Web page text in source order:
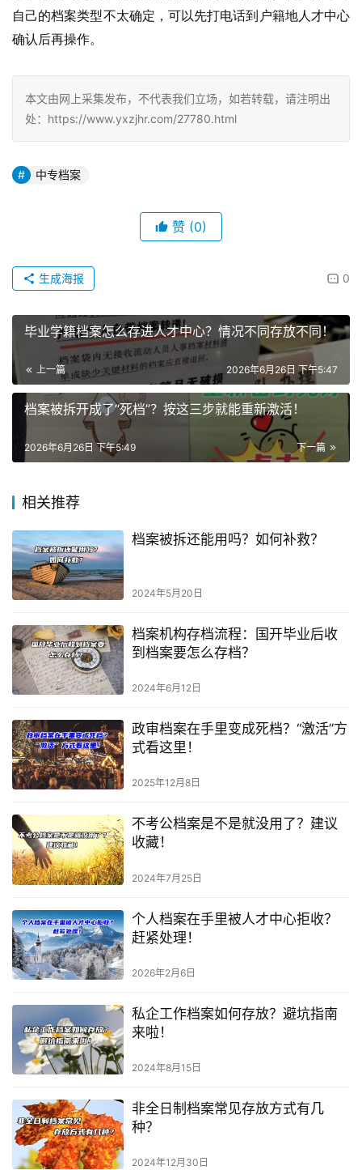
自己的档案类型不太确定，可以先打电话到户籍地人才中心
确认后再操作。
本文由网上采集发布，不代表我们立场，如若转载，请注明出
处：https://www.yxzjhr.com/27780.html
中专档案
赞 (0)
0
生成海报
毕业学籍档案怎么存进人才中心？情况不同存放不同！
上一篇 2026年6月26日 下午5:47
档案被拆开成了“死档”？按这三步就能重新激活！
下一篇
2026年6月26日 下午5:49
相关推荐
档案被拆还能用吗？如何补救？
2024年5月20日
档案机构存档流程：国开毕业后收
到档案要怎么存档？
2024年6月12日
政审档案在手里变成死档？“激活”方
式看这里！
2025年12月8日
不考公档案是不是就没用了？建议
收藏！
2024年7月25日
个人档案在手里被人才中心拒收？
赶紧处理！
2026年2月6日
私企工作档案如何存放？避坑指南
来啦！
2024年8月15日
非全日制档案常见存放方式有几
种？
2024年12月30日